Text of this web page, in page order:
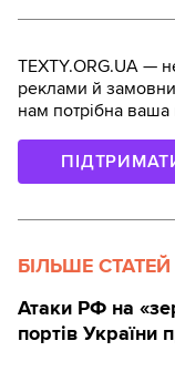
TEXTY.ORG.UA —
реклами й
нам потрібна ваша
БІЛЬШЕ СТАТЕЙ
Атаки РФ на
портів України